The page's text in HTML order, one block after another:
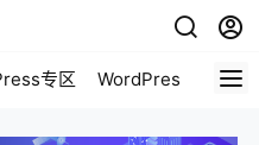
专区 WordPress美化